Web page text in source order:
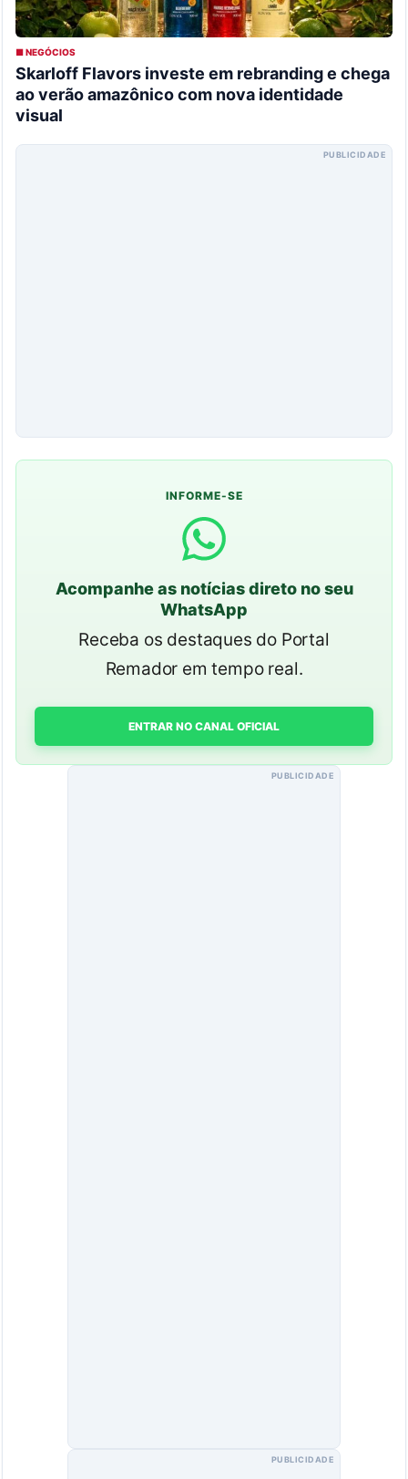
■ NEGÓCIOS
Skarloff Flavors investe em rebranding e chega
ao verão amazônico com nova identidade
visual
PUBLICIDADE
INFORME-SE
Acompanhe as notícias direto no seu
WhatsApp
Receba os destaques do Portal
Remador em tempo real.
ENTRAR NO CANAL OFICIAL
PUBLICIDADE
PUBLICIDADE